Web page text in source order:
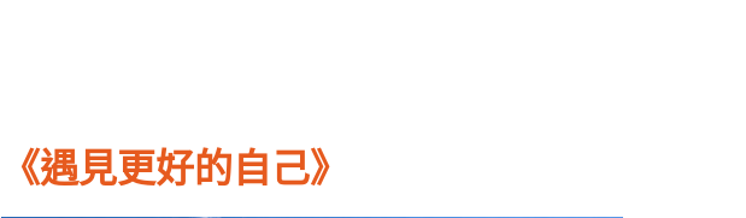
《遇見更好的自己》